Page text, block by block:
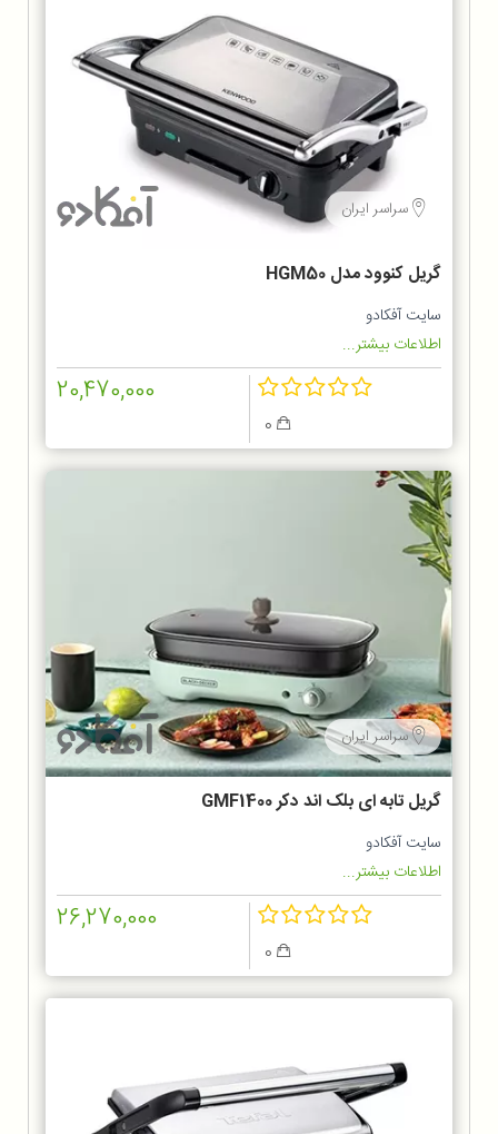
سراسر ایران
گریل کنوود مدل HGM50
سایت آفکادو
اطلاعات بیشتر...
20,470,000
سراسر ایران
گریل تابه ای بلک اند دکر GMF1400
سایت آفکادو
اطلاعات بیشتر...
26,270,000